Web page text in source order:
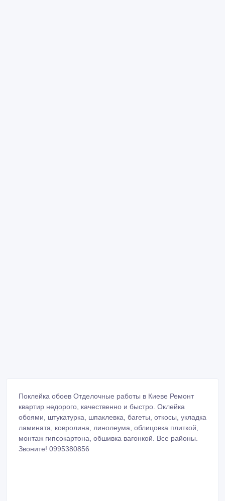
Поклейка обоев Отделочные работы в Киеве Ремонт
квартир недорого, качественно и быстро. Оклейка
обоями, штукатурка, шпаклевка, багеты, откосы, укладка
ламината, ковролина, линолеума, облицовка плиткой,
монтаж гипсокартона, обшивка вагонкой. Все районы.
Звоните! 0995380856